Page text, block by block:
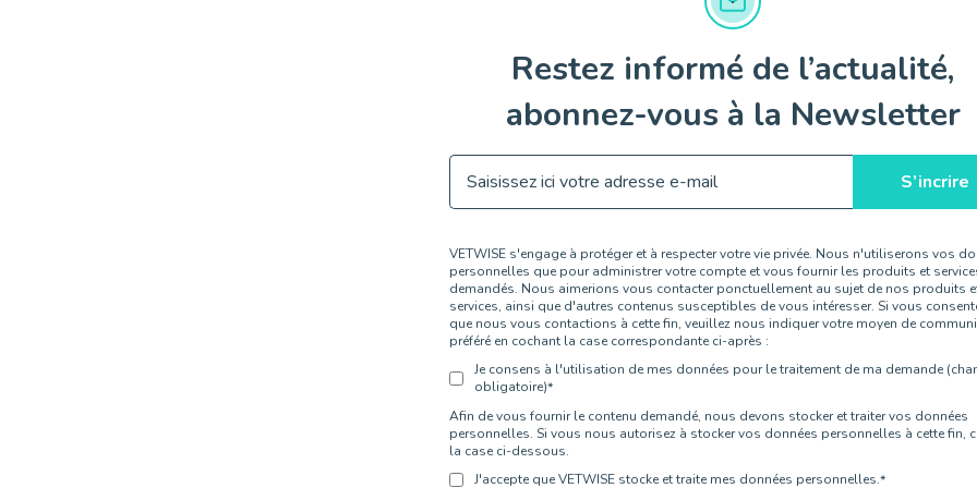
Restez informé de l’actualité,
abonnez-vous à la Newsletter
VETWISE s'engage à protéger et à respecter votre vie privée. Nous n'utiliserons vos
personnelles que pour administrer votre compte et vous fournir les produits et
demandés. Nous aimerions vous contacter ponctuellement au sujet de nos produits
services, ainsi que d'autres contenus susceptibles de vous intéresser. Si vous
que nous vous contactions à cette fin, veuillez nous indiquer votre moyen de
préféré en cochant la case correspondante ci-après :
Je consens à l'utilisation de mes données pour le traitement de ma demande
obligatoire)*
Afin de vous fournir le contenu demandé, nous devons stocker et traiter vos données
personnelles. Si vous nous autorisez à stocker vos données personnelles à cette fin,
la case ci-dessous.
J'accepte que VETWISE stocke et traite mes données personnelles.*